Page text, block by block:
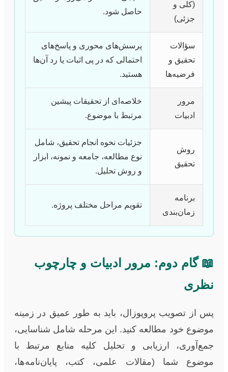
(کلی و
جزئی)
حاصل شود.
سؤالات
تحقیق و
فرضیه‌ها
پرسش‌های محوری و پاسخ‌های
احتمالی که در پی اثبات یا رد آن‌ها
هستید.
مرور
ادبیات
خلاصه‌ای از تحقیقات پیشین
مرتبط با موضوع.
روش
تحقیق
جزئیات نحوه انجام تحقیق، شامل
نوع مطالعه، جامعه و نمونه، ابزار
و روش تحلیل.
برنامه
زمان‌بندی
تقویم مراحل مختلف پروژه.
📖 گام دوم: مرور ادبیات و چارچوب
نظری
پس از تصویب پروپوزال، باید به طور عمیق در زمینه
موضوع خود مطالعه کنید. این مرحله شامل شناسایی،
جمع‌آوری، ارزیابی و تحلیل کلیه منابع مرتبط با
موضوع شما (مقالات علمی، کتب، پایان‌نامه‌ها،